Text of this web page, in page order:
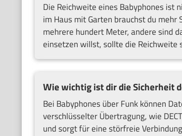
Die Reichweite eines Babyphones ist
im Haus mit Garten brauchst du
mehrere hundert Meter, andere sind
einsetzen willst, sollte die Reichweite
Wie wichtig ist dir die Sicherheit
Bei Babyphones über Funk können
verschlüsselter Übertragung, wie
und sorgt für eine störfreie